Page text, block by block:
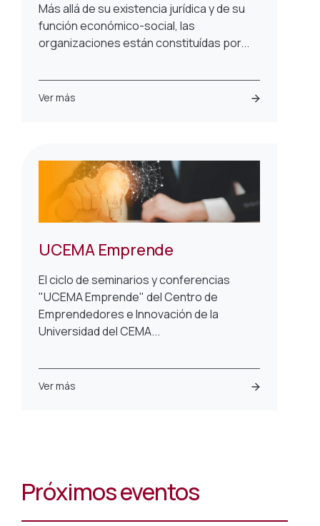
Más allá de su existencia jurídica y de su
función económico-social, las
organizaciones están constituídas por...
Ver más
UCEMA Emprende
El ciclo de seminarios y conferencias
"UCEMA Emprende" del Centro de
Emprendedores eInnovación de la
Universidad del CEMA...
Ver más
Próximos eventos